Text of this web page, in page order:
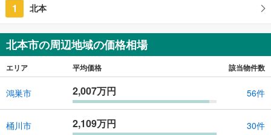
1 北本
北本市の周辺地域の価格相場
エリア 平均価格 該当物件数
鴻巣市 2,007万円 56件
桶川市 2,109万円 30件